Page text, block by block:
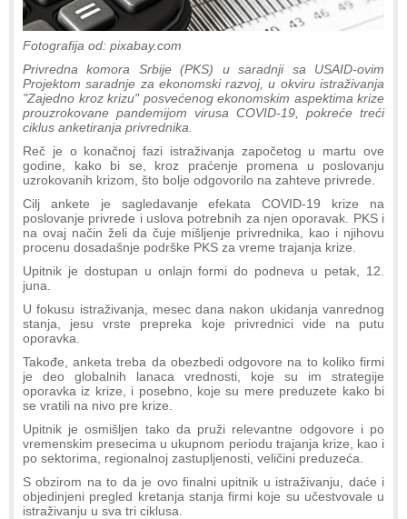
Fotografija od: pixabay.com
Privredna komora Srbije (PKS) u saradnji sa USAID-ovim
Projektom saradnje za ekonomski razvoj, u okviru istraživanja
"Zajedno kroz krizu" posvećenog ekonomskim aspektima krize
prouzrokovane pandemijom virusa COVID-19, pokreće treći
ciklus anketiranja privrednika.
Reč je o konačnoj fazi istraživanja započetog u martu ove
godine, kako bi se, kroz praćenje promena u poslovanju
uzrokovanih krizom, što bolje odgovorilo na zahteve privrede.
Cilj ankete je sagledavanje efekata COVID-19 krize na
poslovanje privrede i uslova potrebnih za njen oporavak. PKS i
na ovaj način želi da čuje mišljenje privrednika, kao i njihovu
procenu dosadašnje podrške PKS za vreme trajanja krize.
Upitnik je dostupan u onlajn formi do podneva u petak, 12.
juna.
U fokusu istraživanja, mesec dana nakon ukidanja vanrednog
stanja, jesu vrste prepreka koje privrednici vide na putu
oporavka.
Takođe, anketa treba da obezbedi odgovore na to koliko firmi
je deo globalnih lanaca vrednosti, koje su im strategije
oporavka iz krize, i posebno, koje su mere preduzete kako bi
se vratili na nivo pre krize.
Upitnik je osmišljen tako da pruži relevantne odgovore i po
vremenskim presecima u ukupnom periodu trajanja krize, kao i
po sektorima, regionalnoj zastupljenosti, veličini preduzeća.
S obzirom na to da je ovo finalni upitnik u istraživanju, daće i
objedinjeni pregled kretanja stanja firmi koje su učestvovale u
istraživanju u sva tri ciklusa.